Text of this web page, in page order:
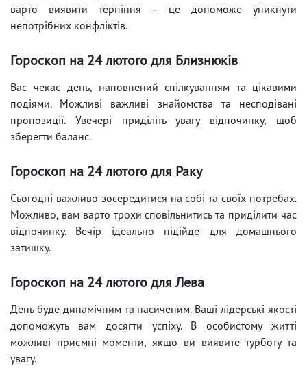
варто виявити терпіння – це допоможе уникнути
непотрібних конфліктів.
Гороскоп на 24 лютого для Близнюків
Вас чекає день, наповнений спілкуванням та цікавими
подіями. Можливі важливі знайомства та несподівані
пропозиції. Увечері приділіть увагу відпочинку, щоб
зберегти баланс.
Гороскоп на 24 лютого для Раку
Сьогодні важливо зосередитися на собі та своїх потребах.
Можливо, вам варто трохи сповільнитись та приділити час
відпочинку. Вечір ідеально підійде для домашнього
затишку.
Гороскоп на 24 лютого для Лева
День буде динамічним та насиченим. Ваші лідерські якості
допоможуть вам досягти успіху. В особистому житті
можливі приємні моменти, якщо ви виявите турботу та
увагу.